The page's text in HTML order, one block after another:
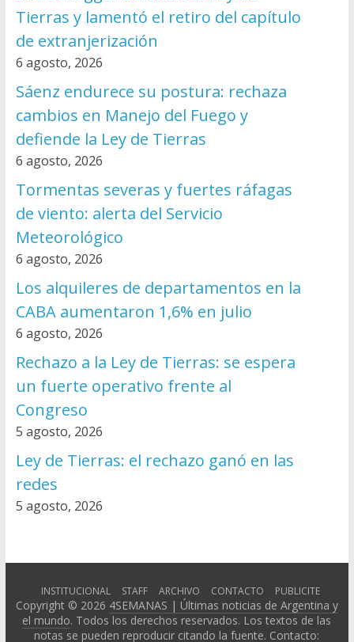
Tierras y lamentó el retiro del capítulo
de extranjerización
6 agosto, 2026
Sáenz endurece su postura: rechaza
cambios en Manejo del Fuego y
defiende la Ley de Tierras
6 agosto, 2026
Tormentas severas y fuertes ráfagas
de viento: alerta del Servicio
Meteorológico
6 agosto, 2026
Los alquileres de departamentos en la
CABA aumentaron 1,6% en julio
6 agosto, 2026
Rechazo a la Ley de Tierras: se espera
un fuerte operativo frente al
Congreso
5 agosto, 2026
Ley de Tierras: el rechazo ganó en las
redes
5 agosto, 2026
INSTITUCIONAL STAFF ARCHIVO CONTACTO PUBLICITE
Copyright © 2026 4SEMANAS | Últimas noticias de Argentina y
el mundo. Todos los derechos reservados. Los textos de las
notas se pueden reproducir citando la fuente. Contacto: